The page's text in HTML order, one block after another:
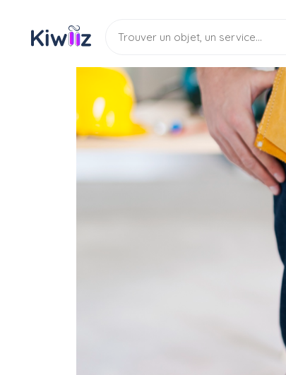
Bricoleur Multi services
Divers propositions
Service Multi services